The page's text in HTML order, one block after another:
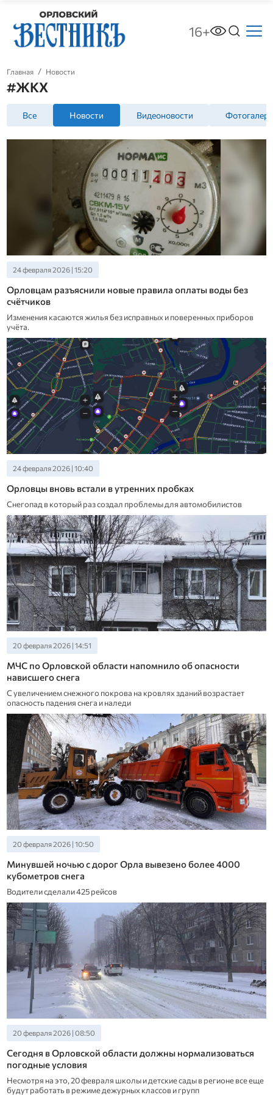
16+
Главная Новости
#ЖКХ
Все Новости Видеоновости
24 февраля 2026 | 15:20
Орловцам разъяснили новые правила оплаты воды без
счётчиков
Изменения касаются жилья без исправных и поверенных приборов
учёта.
24 февраля 2026 | 10:40
Орловцы вновь встали в утренних пробках
Снегопад в который раз создал проблемы для автомобилистов
20 февраля 2026 | 14:51
МЧС по Орловской области напомнило об опасности
нависшего снега
С увеличением снежного покрова на кровлях зданий возрастает
опасность падения снега и наледи
20 февраля 2026 | 10:50
Минувшей ночью с дорог Орла вывезено более 4000
кубометров снега
Водители сделали 425 рейсов
20 февраля 2026 | 08:50
Сегодня в Орловской области должны нормализоваться
погодные условия
Несмотря на это, 20 февраля школы и детские сады в регионе все еще
будут работать в режиме дежурных классов и групп